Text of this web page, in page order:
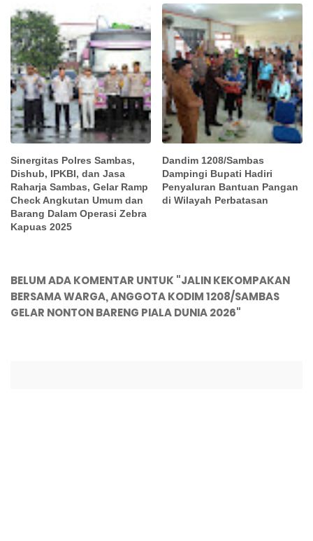
Sinergitas Polres Sambas,
Dishub, IPKBI, dan Jasa
Raharja Sambas, Gelar Ramp
Check Angkutan Umum dan
Barang Dalam Operasi Zebra
Kapuas 2025
Dandim 1208/Sambas
Dampingi Bupati Hadiri
Penyaluran Bantuan Pangan
di Wilayah Perbatasan
BELUM ADA KOMENTAR UNTUK "JALIN KEKOMPAKAN
BERSAMA WARGA, ANGGOTA KODIM 1208/SAMBAS
GELAR NONTON BARENG PIALA DUNIA 2026"